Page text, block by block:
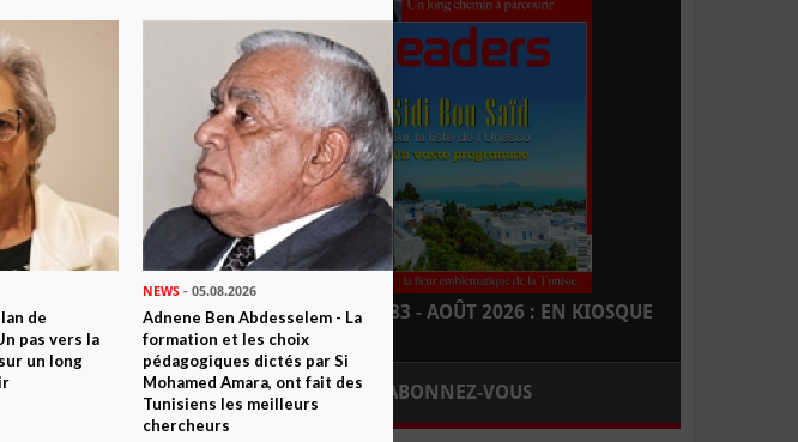
LEADERS N° 183 - AOÛT 2026 : EN KIOSQUE
ABONNEZ-VOUS
de
pas vers la
un long
NEWS- 05.08.2026
Adnene Ben Abdesselem - La
formation et les choix
pédagogiques dictés par Si
Mohamed Amara, ont fait des
Tunisiens les meilleurs
chercheurs